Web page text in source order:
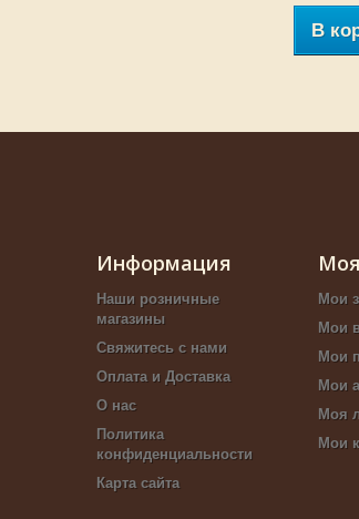
В
Информация
Наши розничные
магазины
Свяжитесь с нами
Оплата и Доставка
О нас
Политика
конфиденциальности
Карта сайта
Мои
Мои
Мои
Мои
Моя
Мои